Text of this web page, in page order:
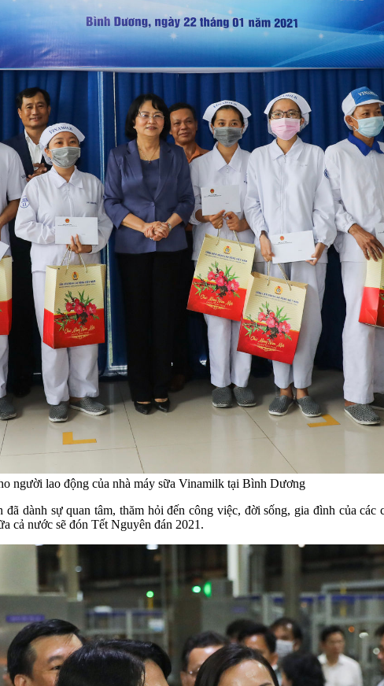
người lao động của nhà máy sữa Vinamilk tại Bình Dương
dành sự quan tâm, thăm hỏi đến công việc, đời sống, gia đình của
cả nước sẽ đón Tết Nguyên đán 2021.